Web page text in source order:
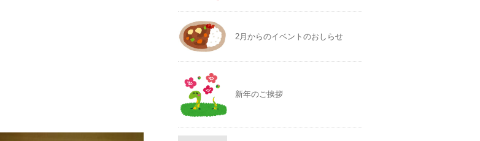
2月からのイベントのおしらせ
新年のご挨拶